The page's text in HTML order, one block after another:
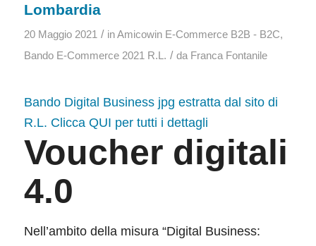
Lombardia
20 Maggio 2021 / inAmicowin E-Commerce B2B - B2C,
Bando E-Commerce 2021 R.L. / da Franca Fontanile
Bando Digital Business jpg estratta dal sito di
R.L. Clicca QUI per tutti i dettagli
Voucher digitali
4.0
Nell’ambito della misura “Digital Business: